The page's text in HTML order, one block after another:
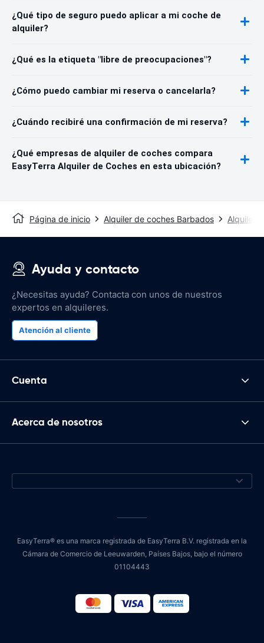
¿Qué tipo de seguro puedo aplicar a mi coche de
alquiler?
¿Qué es la etiqueta "libre de preocupaciones"?
¿Cómo puedo cambiar mi reserva o cancelarla?
¿Cuándo recibiré una confirmación de mi reserva?
¿Qué empresas de alquiler de coches compara
EasyTerra Alquiler de Coches en esta ubicación?
Página de inicio Alquiler de coches Barbados Alquiler
Ayuda y contacto
¿Necesitas ayuda? Contacta con unos de nuestros
expertos en alquileres.
Atención al cliente
Cuenta
Acerca de nosotros
EasyTerra® es una marca registrada de EasyTerra B.V. registrada en la
Cámara de Comercio de Leeuwarden, Países Bajos, bajo el número
01104443